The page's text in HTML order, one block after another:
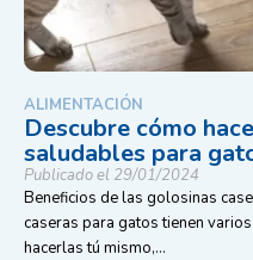
ALIMENTACIÓN
Descubre cómo
saludables para
Publicado el 29/01/2024
Beneficios de las golosinas
caseras para gatos tienen
hacerlas tú mismo,...